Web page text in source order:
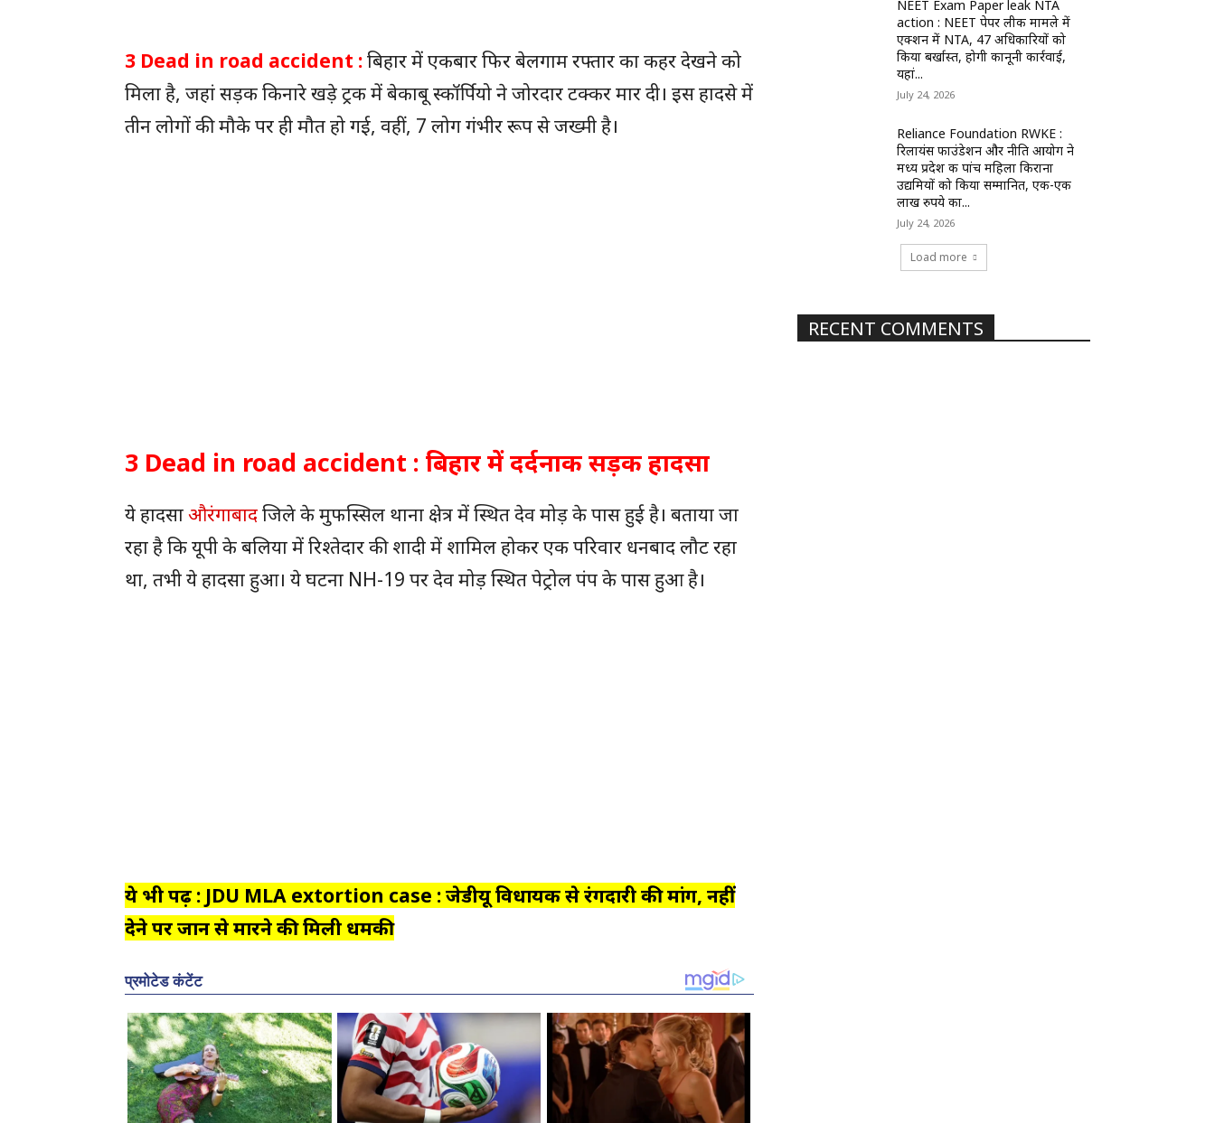
3 Dead in road accident :बिहार में एकबार फिर बेलगाम रफ्तार का कहर देखने को
मिला है, जहां सड़क किनारे खड़े ट्रक में बेकाबू स्कॉर्पियो ने जोरदार टक्कर मार दी। इस हादसे में
तीन लोगों की मौके पर ही मौत हो गई, वहीं, 7 लोग गंभीर रूप से जख्मी है।
3 Dead in road accident : बिहार में दर्दनाक सड़क हादसा
ये हादसाऔरंगाबादजिले के मुफस्सिल थाना क्षेत्र में स्थित देव मोड़ के पास हुई है। बताया जा
रहा है कि यूपी के बलिया में रिश्तेदार की शादी में शामिल होकर एक परिवार धनबाद लौट रहा
था, तभी ये हादसा हुआ। ये घटना NH-19 पर देव मोड़ स्थित पेट्रोल पंप के पास हुआ है।
ये भी पढ़ें : JDU MLA extortion case : जेडीयू विधायक से रंगदारी की मांग, नहीं
देने पर जान से मारने की मिली धमकी
NEET Exam Paper leak NTA
action : NEET पेपर लीक मामले में
एक्शन में NTA, 47 अधिकारियों को
किया बर्खास्त, होगी कानूनी कार्रवाई,
यहां...
July 24, 2026
Reliance Foundation RWKE :
रिलायंस फाउंडेशन और नीति आयोग ने
मध्य प्रदेश की पांच महिला किराना
उद्यमियों को किया सम्मानित, एक-एक
लाख रुपये का...
July 24, 2026
Load more
RECENT COMMENTS